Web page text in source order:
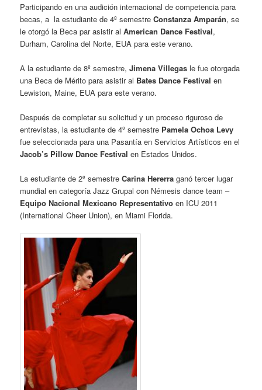
Participando en una audición internacional de competencia para
becas, a la estudiante de 4º semestreConstanza Amparán, se
le otorgó la Beca par asistir alAmerican Dance Festival,
Durham, Carolina del Norte, EUA para este verano.
A la estudiante de 8º semestre,Jimena Villegas le fue otorgada
una Beca de Mérito para asistir al Bates Dance Festival en
Lewiston, Maine, EUA para este verano.
Después de completar su solicitud y un proceso riguroso de
entrevistas, la estudiante de 4º semestre Pamela Ochoa Levy
fue seleccionada para una Pasantía en Servicios Artísticos en el
Jacob’s Pillow Dance Festival en Estados Unidos.
La estudiante de 2º semestreCarina Hererra ganó tercer lugar
mundial en categoría Jazz Grupal con Némesis dance team –
Equipo Nacional Mexicano Representativo en ICU 2011
(International Cheer Union), en Miami Florida.